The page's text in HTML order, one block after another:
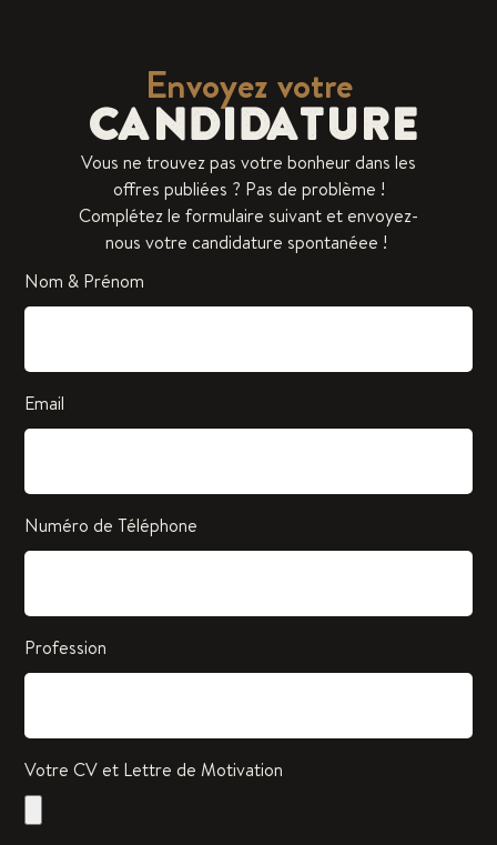
Envoyez votre
CANDIDATURE
Vous ne trouvez pas votre bonheur dans les
offres publiées ? Pas de problème !
Complétez le formulaire suivant et envoyez-
nous votre candidature spontanéee !
Nom & Prénom
Email
Numéro de Téléphone
Profession
Votre CV et Lettre de Motivation